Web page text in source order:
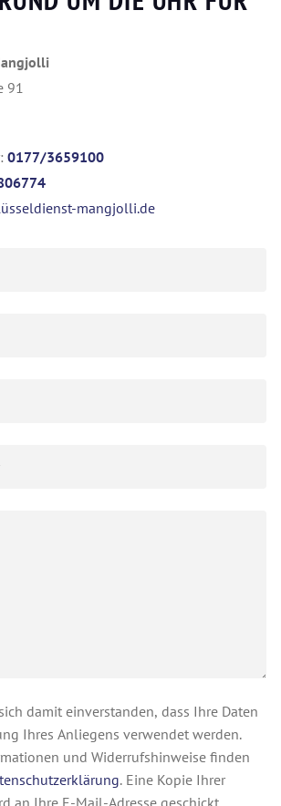
91
0177/3659100
mangjolli.de
damit einverstanden, dass Ihre Daten
Ihres Anliegens verwendet werden.
und Widerrufshinweise finden
. Eine Kopie Ihrer
an Ihre E-Mail-Adresse geschickt.